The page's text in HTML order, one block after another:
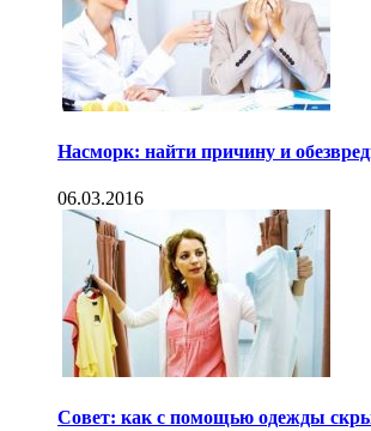
Насморк: найти причину и
06.03.2016
Совет: как с помощью одежды